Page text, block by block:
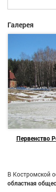
Галерея
Первенство
В Костромской
областная